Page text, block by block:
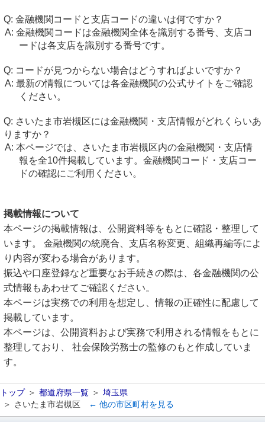
金融機関コードと支店コードの違いは何ですか？
金融機関コードは金融機関全体を識別する番号、支店コ
ードは各支店を識別する番号です。
コードが見つからない場合はどうすればよいですか？
最新の情報については各金融機関の公式サイトをご確認
ください。
さいたま市岩槻区には金融機関・支店情報がどれくらいあ
りますか？
本ページでは、さいたま市岩槻区内の金融機関・支店情
報を全10件掲載しています。金融機関コード・支店コー
ドの確認にご利用ください。
掲載情報について
本ページの掲載情報は、公開資料等をもとに確認・整理して
います。 金融機関の統廃合、支店名称変更、組織再編等によ
り内容が変わる場合があります。
振込や口座登録など重要なお手続きの際は、各金融機関の公
式情報もあわせてご確認ください。
本ページは実務での利用を想定し、情報の正確性に配慮して
掲載しています。
本ページは、公開資料および実務で利用される情報をもとに
整理しており、 社会保険労務士の監修のもと作成していま
す。
トップ 都道府県一覧
埼玉県
さいたま市岩槻区
← 他の市区町村を見る